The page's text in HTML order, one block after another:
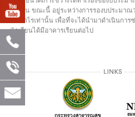
เช่นกัน ขณะนี้ อยู่ระหว่างการรองบประมาณ
งบเท่าไรเท่านั้น เพื่อที่จะได้นำมาดำเนินกา
นักเรียนได้มีอาคารเรียนต่อไป